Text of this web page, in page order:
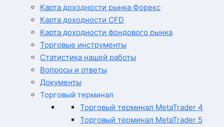
Карта доходности рынка Форекс
Карта доходности CFD
Карта доходности фондового рынка
Торговые инструменты
Статистика нашей работы
Вопросы и ответы
Документы
Торговый терминал
Торговый терминал MetaTrader 4
Торговый терминал MetaTrader 5